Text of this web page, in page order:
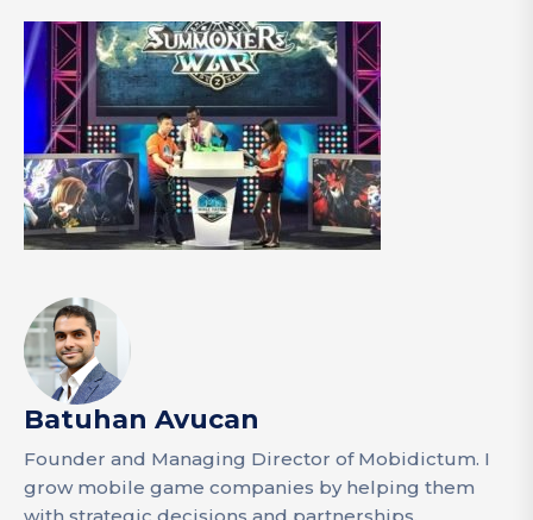
Batuhan Avucan
Founder and Managing Director of Mobidictum. I
grow mobile game companies by helping them